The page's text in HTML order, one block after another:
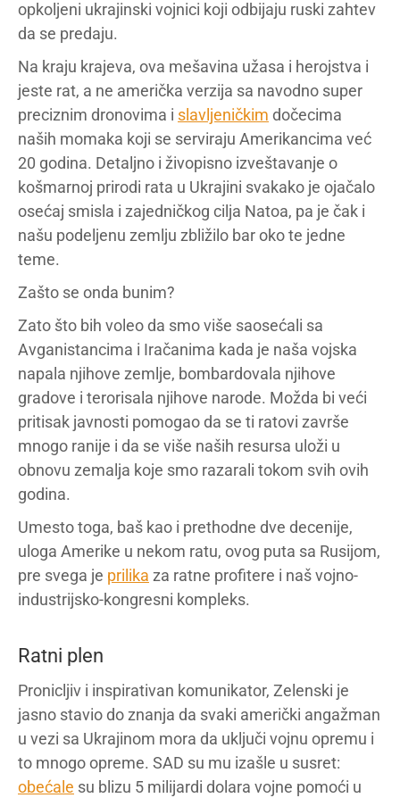
opkoljeni ukrajinski vojnici koji odbijaju ruski zahtev
da se predaju.
Na kraju krajeva, ova mešavina užasa i herojstva i
jeste rat, a ne američka verzija sa navodno super
preciznim dronovima i slavljeničkim dočecima
naših momaka koji se serviraju Amerikancima već
20 godina. Detaljno i živopisno izveštavanje o
košmarnoj prirodi rata u Ukrajini svakako je ojačalo
osećaj smisla i zajedničkog cilja Natoa, pa je čak i
našu podeljenu zemlju zbližilo bar oko te jedne
teme.
Zašto se onda bunim?
Zato što bih voleo da smo više saosećali sa
Avganistancima i Iračanima kada je naša vojska
napala njihove zemlje, bombardovala njihove
gradove i terorisala njihove narode. Možda bi veći
pritisak javnosti pomogao da se ti ratovi završe
mnogo ranije i da se više naših resursa uloži u
obnovu zemalja koje smo razarali tokom svih ovih
godina.
Umesto toga, baš kao i prethodne dve decenije,
uloga Amerike u nekom ratu, ovog puta sa Rusijom,
pre svega je prilika za ratne profitere i naš vojno-
industrijsko-kongresni kompleks.
Ratni plen
Pronicljiv i inspirativan komunikator, Zelenski je
jasno stavio do znanja da svaki američki angažman
u vezi sa Ukrajinom mora da uključi vojnu opremu i
to mnogo opreme. SAD su mu izašle u susret:
obećale su blizu 5 milijardi dolara vojne pomoći u